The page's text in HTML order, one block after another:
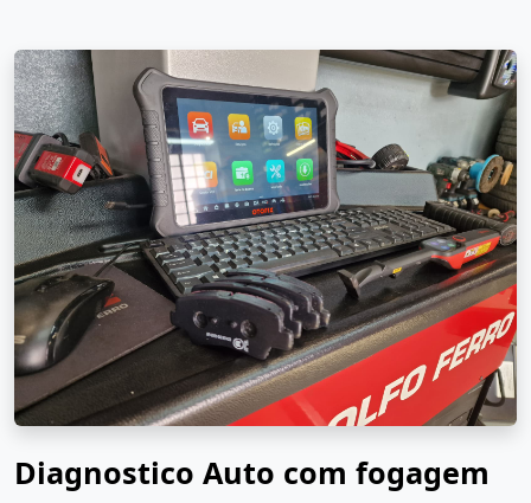
Diagnostico Auto com fogagem